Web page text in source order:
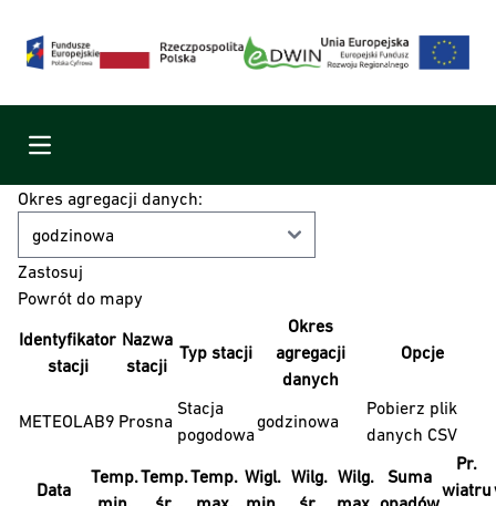
Menu
Okres agregacji danych:
Powrót do mapy
Identyfikator
stacji
Nazwa
stacji
Typ stacji
Okres
agregacji
danych
Opcje
METEOLAB9 Prosna
Stacja
pogodowa
godzinowa
Pobierz plik
danych CSV
Data
Temp.Temp.Temp. Wigl. Wilg. Wilg.
Suma
Pr.
wiatru